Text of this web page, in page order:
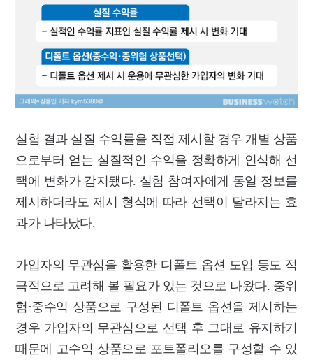
실험 결과 실질 수익률을 직접 제시할 경우 개별 상품
으로부터 얻는 실질적인 수익을 정확하게 인식해 선
택에 변화가 감지됐다. 실험 참여자에게 동일 정보를
제시하더라도 제시 형식에 따라 선택이 달라지는 효
과가 나타났다.
가입자의 무관심을 활용한 디폴트 옵션 도입 등도 적
극적으로 고려해 볼 필요가 있는 것으로 나왔다. 중위
험·중수익 상품으로 구성된 디폴트 옵션을 제시하는
경우 가입자의 무관심으로 선택 후 그대로 유지하기
때문에 고수익 상품으로 포트폴리오를 구성할 수 있